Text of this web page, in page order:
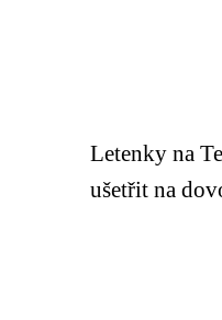
Letenky na
ušetřit na